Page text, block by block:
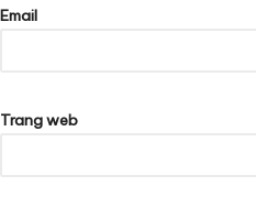
Email
Trang web